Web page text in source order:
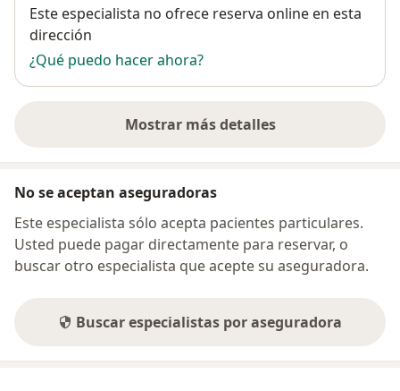
Disponibilidad
Este especialista no ofrece reserva online en esta
dirección
¿Qué puedo hacer ahora?
Mostrar más detalles
sobre la dirección
No se aceptan aseguradoras
Este especialista sólo acepta pacientes particulares.
Usted puede pagar directamente para reservar, o
buscar otro especialista que acepte su aseguradora.
Buscar especialistas por aseguradora